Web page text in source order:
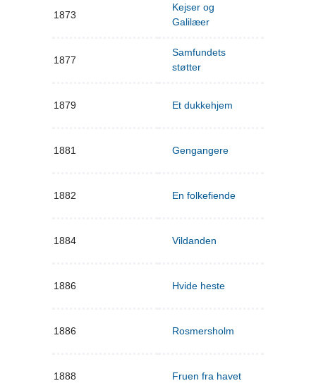
1873
Kejser og
Galilæer
1877
Samfundets
støtter
1879 Et dukkehjem
1881 Gengangere
1882 En folkefiende
1884 Vildanden
1886 Hvide heste
1886 Rosmersholm
1888 Fruen fra havet